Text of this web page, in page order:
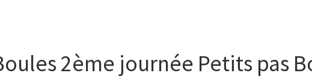
2ème journée Petits pas